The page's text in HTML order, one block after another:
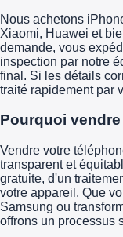
Nous achetons
Xiaomi, Huawei et
demande, vous
inspection par notre
final. Si les détails
traité rapidement par
Pourquoi
Vendre votre
transparent et
gratuite, d'un
votre appareil. Que
Samsung ou
offrons un processus